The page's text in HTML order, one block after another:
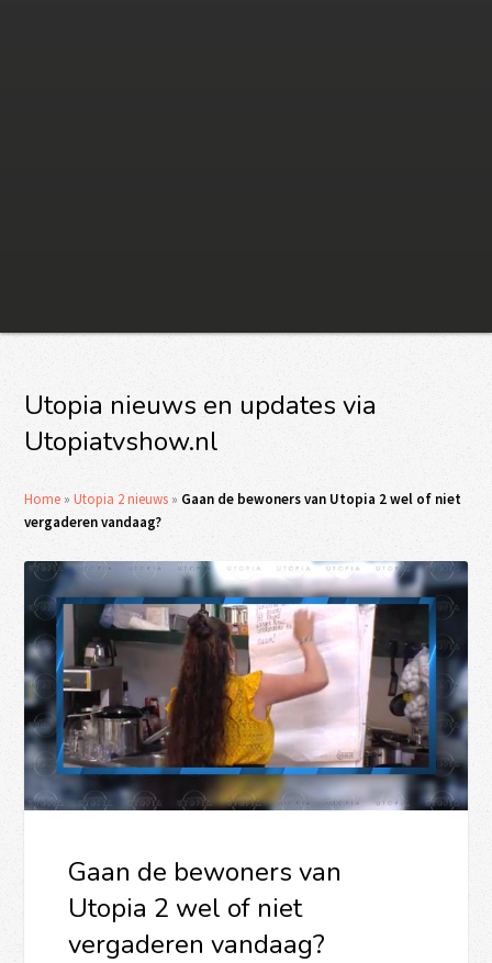
Utopia nieuws en updates via
Utopiatvshow.nl
Home »Utopia 2 nieuws » Gaan de bewoners van Utopia 2 wel of niet
vergaderen vandaag?
Gaan de bewoners van
Utopia 2 wel of niet
vergaderen vandaag?